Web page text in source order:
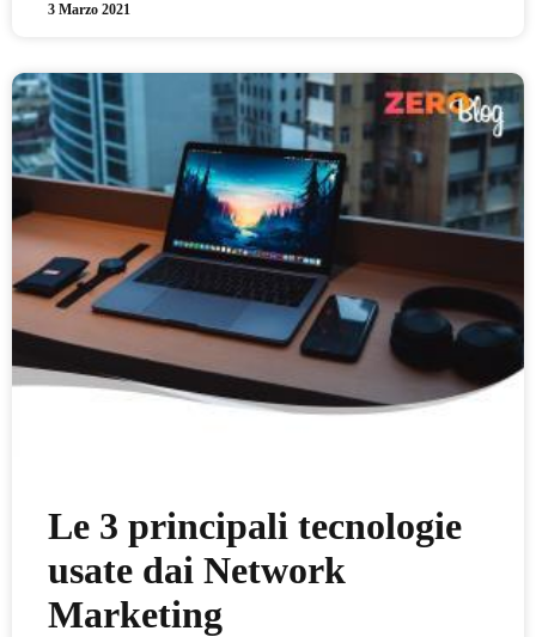
3 Marzo 2021
Le 3 principali tecnologie
usate dai Network
Marketing